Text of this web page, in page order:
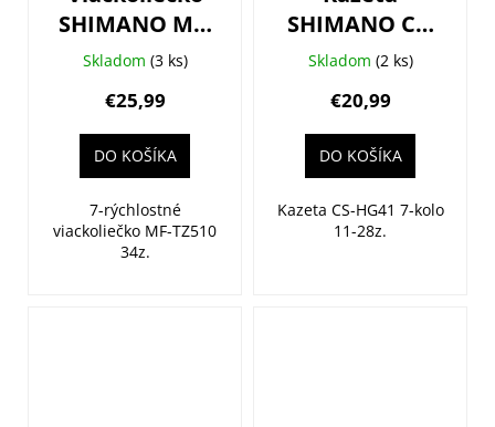
SHIMANO MF-
TZ510 14-34z.
Range
Skladom (3 ks)
€25,99
DO KOŠÍKA
7-rýchlostné
viackoliečko MF-TZ510
34z.
SHIMANO CS-
HG41 7-kolo
Skladom (2 ks)
€20,99
DO KOŠÍKA
Kazeta CS-HG41 7-kolo
11-28z.